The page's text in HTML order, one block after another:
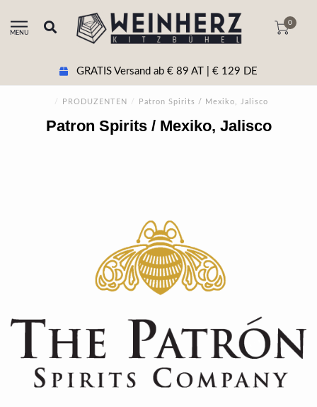
MENU
0
GRATIS Versand ab € 89 AT | € 129 DE
/ PRODUZENTEN / Patron Spirits / Mexiko, Jalisco
Patron Spirits / Mexiko, Jalisco